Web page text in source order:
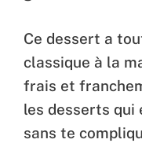
Ce dessert a
classique à la
frais et
les desserts qui
sans te